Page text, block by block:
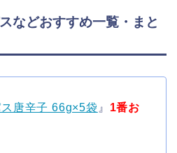
などおすすめ一覧・まと
唐辛子 66g×5袋 』 1番お